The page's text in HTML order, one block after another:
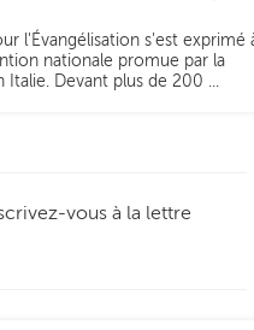
l'Évangélisation s'est exprimé
nationale promue par la
Devant plus de 200 ...
vous à la lettre